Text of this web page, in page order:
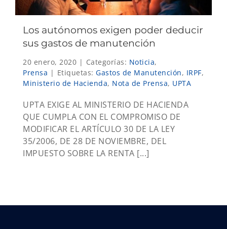
Los autónomos exigen poder deducir
sus gastos de manutención
20 enero, 2020 | Categorías: Noticia,
Prensa | Etiquetas: Gastos de Manutención, IRPF,
Ministerio de Hacienda, Nota de Prensa, UPTA
UPTA EXIGE AL MINISTERIO DE HACIENDA
QUE CUMPLA CON EL COMPROMISO DE
MODIFICAR EL ARTÍCULO 30 DE LA LEY
35/2006, DE 28 DE NOVIEMBRE, DEL
IMPUESTO SOBRE LA RENTA [...]